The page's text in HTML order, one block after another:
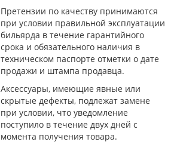
Претензии по качеству принимаются
при условии правильной эксплуатации
бильярда в течение гарантийного
срока и обязательного наличия в
техническом паспорте отметки о дате
продажи и штампа продавца.
Аксессуары, имеющие явные или
скрытые дефекты, подлежат замене
при условии, что уведомление
поступило в течение двух дней с
момента получения товара.